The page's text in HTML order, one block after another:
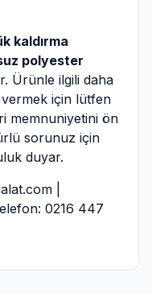
kaldırma
polyester
Ürünle ilgili daha
için lütfen
memnuniyetini ön
sorunuz için
duyar.
0216 447